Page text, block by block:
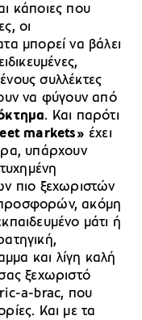
κάποιες που
οι
μπορεί να βάλει
συλλέκτες
να φύγουν από
. Και παρότι
markets» έχει
υπάρχουν
πιο ξεχωριστών
ακόμη
μάτι ή
και λίγη καλή
ξεχωριστό
a-brac, που
Και με τα